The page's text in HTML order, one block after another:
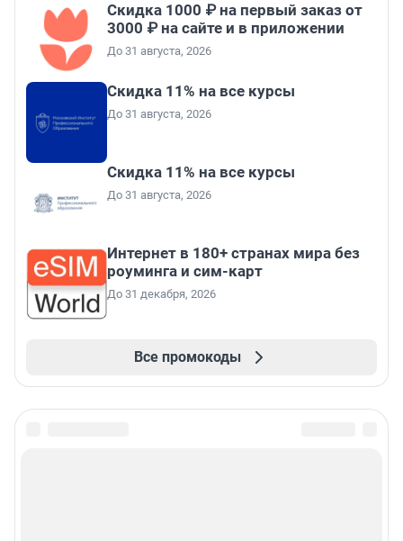
Скидка 1000 ₽ на первый заказ от
3000 ₽ на сайте и в приложении
До 31 августа, 2026
Скидка 11% на все курсы
До 31 августа, 2026
Скидка 11% на все курсы
До 31 августа, 2026
Интернет в 180+ странах мира без
роуминга и сим-карт
До 31 декабря, 2026
Все промокоды